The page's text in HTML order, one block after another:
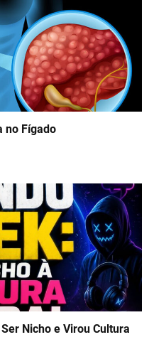
no Fígado
Nicho e Virou Cultura